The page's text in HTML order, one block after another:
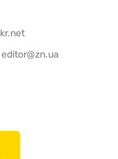
editor@zn.ua